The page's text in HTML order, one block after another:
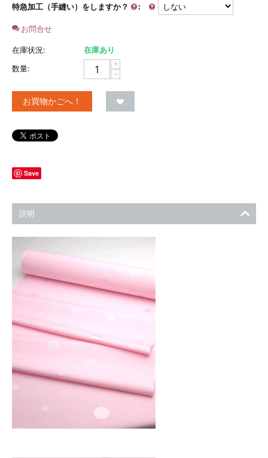
特急加工（手縫い）をしますか？ :
お問合せ
在庫状況:
在庫あり
数量:
+
−
お買物かごへ！
Save
説明